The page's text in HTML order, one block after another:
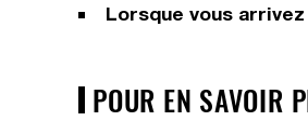
Lorsque vous
POUR EN SAVOIR